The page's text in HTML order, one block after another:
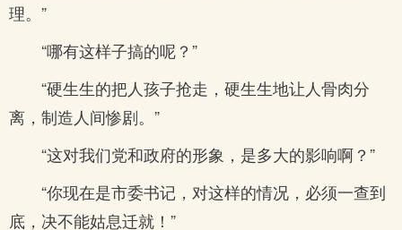
理。”
“哪有这样子搞的呢？”
“硬生生的把人孩子抢走，硬生生地让人骨肉分
离，制造人间惨剧。”
“这对我们党和政府的形象，是多大的影响啊？”
“你现在是市委书记，对这样的情况，必须一查到
底，决不能姑息迁就！”